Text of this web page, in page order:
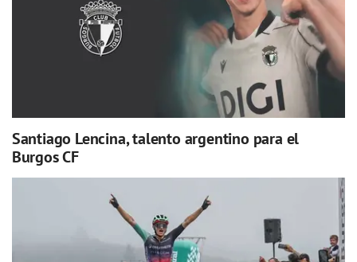
Santiago Lencina, talento argentino para el
Burgos CF